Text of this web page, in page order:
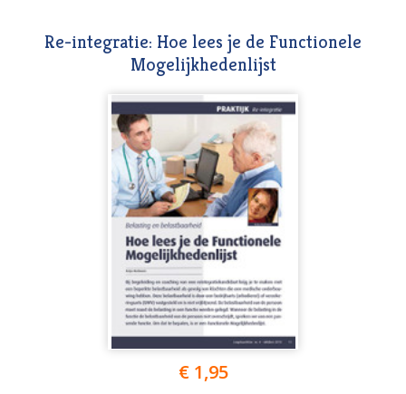
Re-integratie: Hoe lees je de Functionele
Mogelijkhedenlijst
€ 1,95